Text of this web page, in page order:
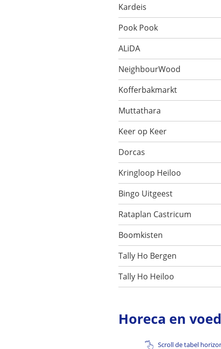
Kardeis
Pook Pook
ALiDA
NeighbourWood
Kofferbakmarkt
Muttathara
Keer op Keer
Dorcas
Kringloop Heiloo
Bingo Uitgeest
Rataplan Castricum
Boomkisten
Tally Ho Bergen
Tally Ho Heiloo
Horeca en
Scroll de tabel